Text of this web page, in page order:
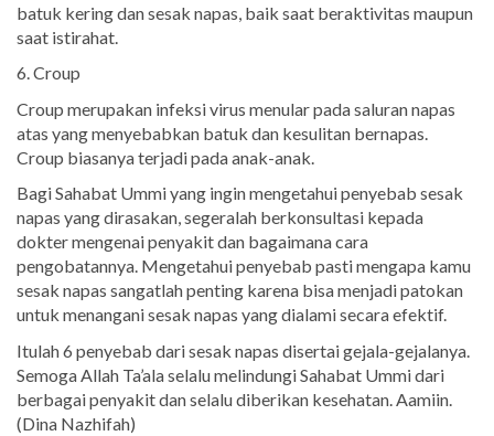
batuk kering dan sesak napas, baik saat beraktivitas maupun
saat istirahat.
6. Croup
Croup merupakan infeksi virus menular pada saluran napas
atas yang menyebabkan batuk dan kesulitan bernapas.
Croup biasanya terjadi pada anak-anak.
Bagi Sahabat Ummi yang ingin mengetahui penyebab sesak
napas yang dirasakan, segeralah berkonsultasi kepada
dokter mengenai penyakit dan bagaimana cara
pengobatannya. Mengetahui penyebab pasti mengapa kamu
sesak napas sangatlah penting karena bisa menjadi patokan
untuk menangani sesak napas yang dialami secara efektif.
Itulah 6 penyebab dari sesak napas disertai gejala-gejalanya.
Semoga Allah Ta’ala selalu melindungi Sahabat Ummi dari
berbagai penyakit dan selalu diberikan kesehatan. Aamiin.
(Dina Nazhifah)